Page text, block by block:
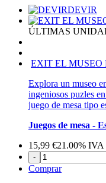
DEVIR
ÚLTIMAS
EXIT EL MUSEO
Explora un museo
ingeniosos puzles
juego de mesa tipo
Juegos de mesa -
15,99 €21.00% IVA
-
Comprar